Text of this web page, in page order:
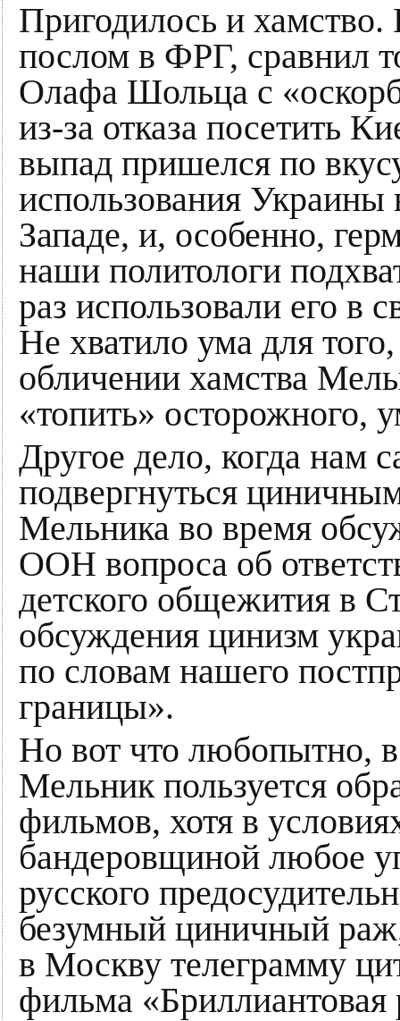
Пригодилось и
послом в ФРГ, сравнил
Олафа Шольца с
из-за отказа посетить
выпад пришелся по
использования Украины
Западе, и, особенно,
наши политологи
раз использовали его в
Не хватило ума для
обличении хамства
«топить» осторожного,
Другое дело, когда нам
подвергнуться
Мельника во время
ООН вопроса об
детского общежития в
обсуждения цинизм
по словам нашего
границы».
Но вот что любопытно,
Мельник пользуется
фильмов, хотя в
бандеровщиной любое
русского
безумный циничный
в Москву телеграмму
фильма